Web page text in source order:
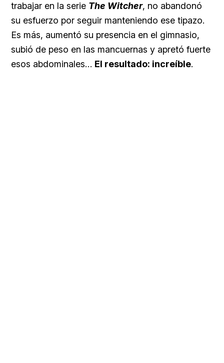
trabajar en la serie The Witcher, no abandonó
su esfuerzo por seguir manteniendo ese tipazo.
Es más, aumentó su presencia en el gimnasio,
subió de peso en las mancuernas y apretó fuerte
esos abdominales… El resultado: increíble.